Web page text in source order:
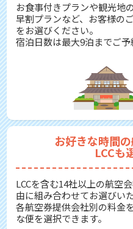
お食事付きプランや観光地
早割プランなど、お客様の
をお選びください。
宿泊日数は最大9泊までご予
お好きな時間
LCCも
LCCを含む14社以上の航空
由に組み合わせてお選びい
各航空券提供会社別の料金
な便を選択できます。